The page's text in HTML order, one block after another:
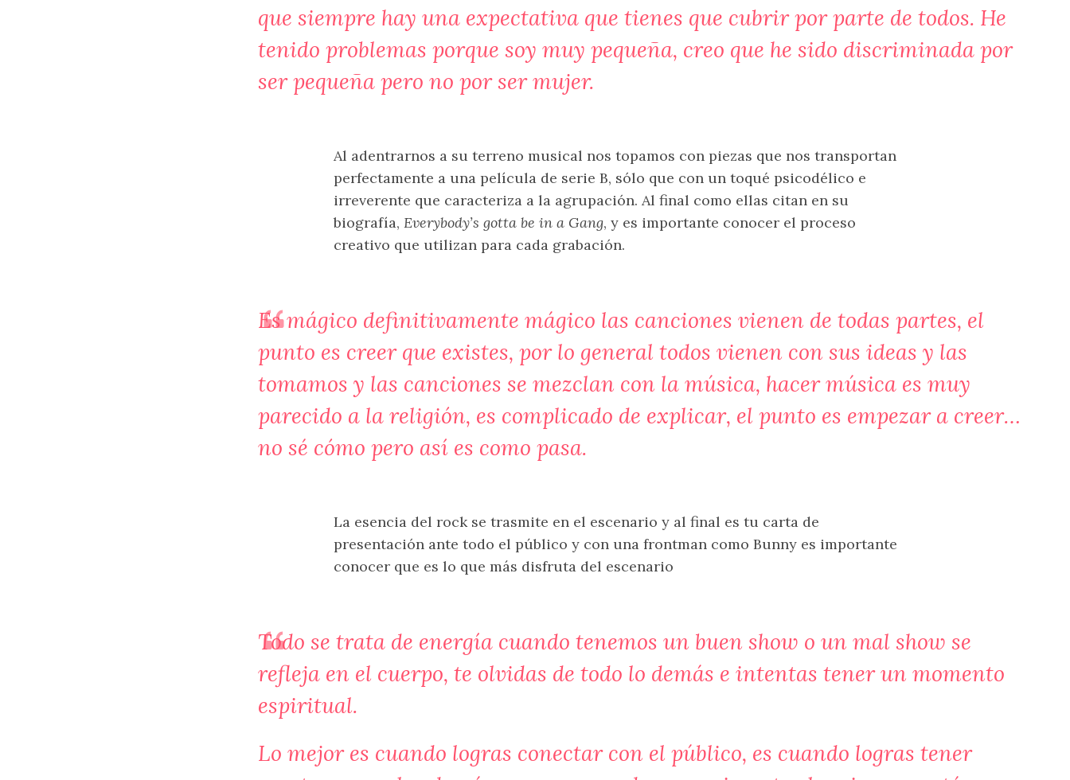
que siempre hay una expectativa que tienes que cubrir por parte de todos. He
tenido problemas porque soy muy pequeña, creo que he sido discriminada por
ser pequeña pero no por ser mujer.
Al adentrarnos a su terreno musical nos topamos con piezas que nos transportan
perfectamente a una película de serie B, sólo que con un toqué psicodélico e
irreverente que caracteriza a la agrupación. Al final como ellas citan en su
biografía, Everybody’s gotta be in a Gang, y es importante conocer el proceso
creativo que utilizan para cada grabación.
Es mágico definitivamente mágico las canciones vienen de todas partes, el
punto es creer que existes, por lo general todos vienen con sus ideas y las
tomamos y las canciones se mezclan con la música, hacer música es muy
parecido a la religión, es complicado de explicar, el punto es empezar a creer…
no sé cómo pero así es como pasa.
La esencia del rock se trasmite en el escenario y al final es tu carta de
presentación ante todo el público y con una frontman como Bunny es importante
conocer que es lo que más disfruta del escenario
Todo se trata de energía cuando tenemos un buen show o un mal show se
refleja en el cuerpo, te olvidas de todo lo demás e intentas tener un momento
espiritual.
Lo mejor es cuando logras conectar con el público, es cuando logras tener